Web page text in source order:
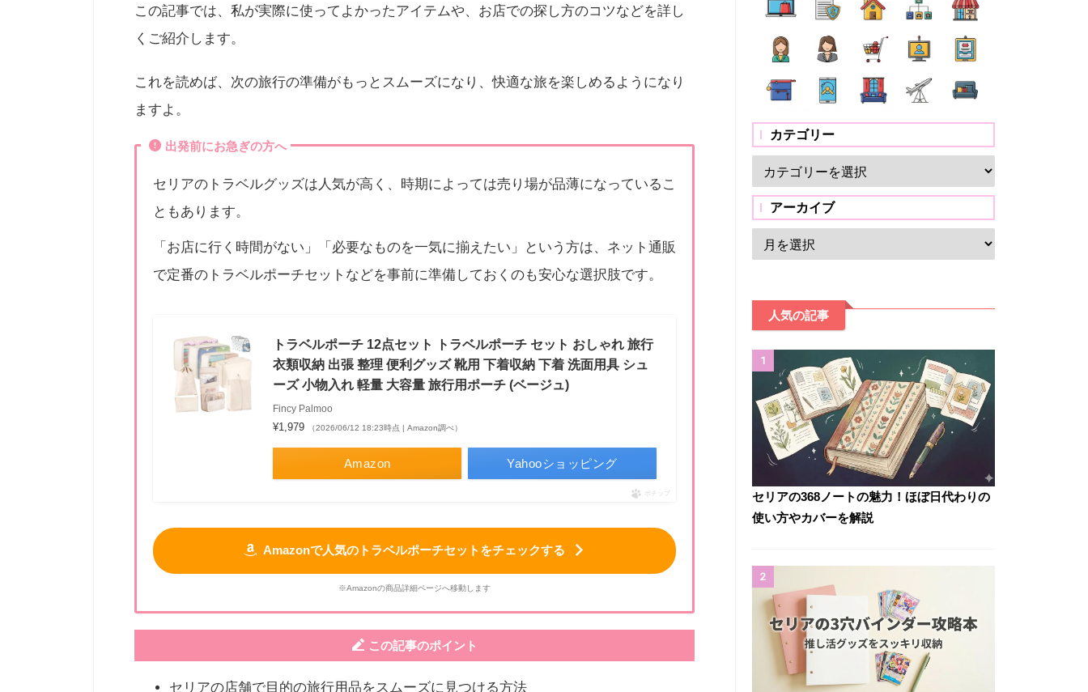
この記事では、私が実際に使ってよかったアイテムや、お店での探し方のコツなどを詳し
くご紹介します。
これを読めば、次の旅行の準備がもっとスムーズになり、快適な旅を楽しめるようになり
ますよ。
出発前にお急ぎの方へ
セリアのトラベルグッズは人気が高く、時期によっては売り場が品薄になっているこ
ともあります。
「お店に行く時間がない」「必要なものを一気に揃えたい」という方は、ネット通販
で定番のトラベルポーチセットなどを事前に準備しておくのも安心な選択肢です。
トラベルポーチ 12点セット トラベルポーチ セット おしゃれ 旅行
衣類収納 出張 整理 便利グッズ 靴用 下着収納 下着 洗面用具 シュ
ーズ 小物入れ 軽量 大容量 旅行用ポーチ (ベージュ)
Fincy Palmoo
¥1,979 （2026/06/12 18:23時点 | Amazon調べ）
Amazon Yahooショッピング
ポチップ
Amazonで人気のトラベルポーチセットをチェックする
※Amazonの商品詳細ページへ移動します
この記事のポイント
セリアの店舗で目的の旅行用品をスムーズに見つける方法
カテゴリー
アーカイブ
人気の記事
1
セリアの368ノートの魅力！ほぼ日代わりの
使い方やカバーを解説
2